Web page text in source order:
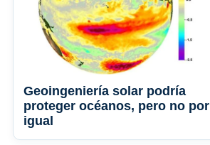
Geoingeniería solar podría
proteger océanos, pero no por
igual